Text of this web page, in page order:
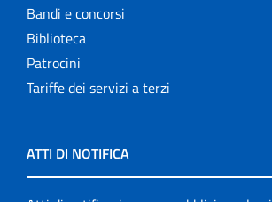
Bandi e concorsi
Biblioteca
Patrocini
Tariffe dei servizi a terzi
ATTI DI NOTIFICA